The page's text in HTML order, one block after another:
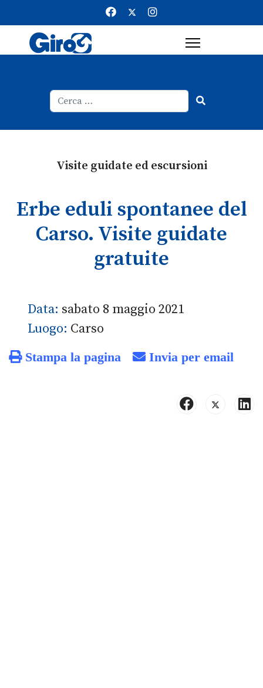
Visite guidate ed escursioni
Erbe eduli spontanee del
Carso. Visite guidate
gratuite
Data: sabato 8 maggio 2021
Luogo: Carso
Stampa la pagina Invia per email